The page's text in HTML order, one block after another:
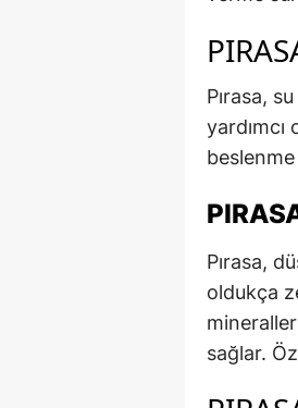
Pırasa,
Pırasa,
oldukça
sağlar.